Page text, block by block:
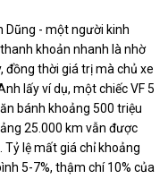
Dũng - một người kinh
khoản nhanh là nhờ
đồng thời giá trị mà chủ xe
lấy ví dụ, một chiếc VF 5
bánh khoảng 500 triệu
25.000 km vẫn được
lệ mất giá chỉ khoảng
5-7%, thậm chí 10% của